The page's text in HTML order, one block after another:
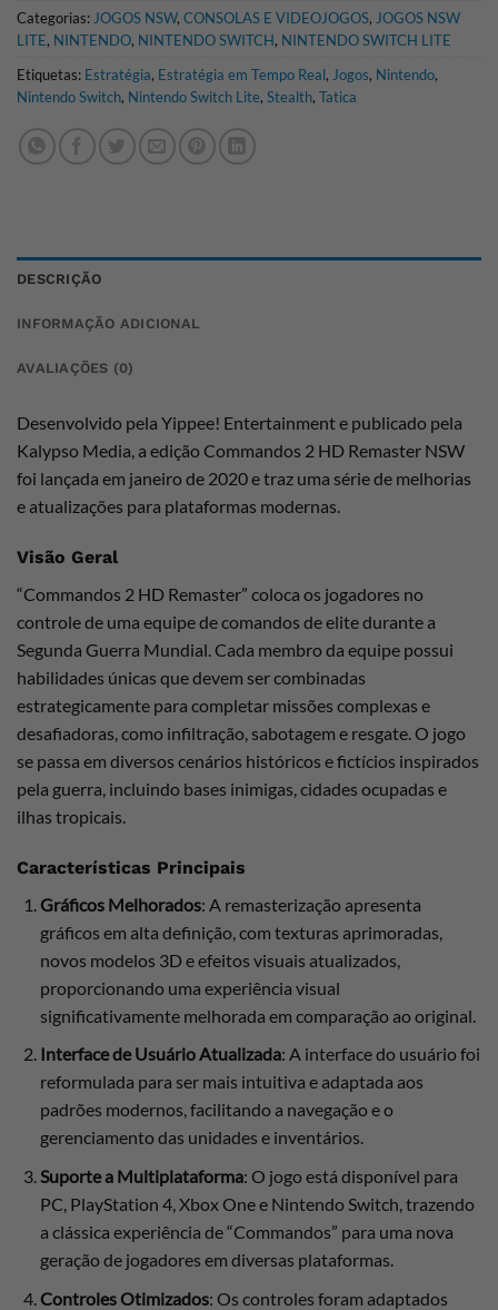
Categorias:JOGOS NSW, CONSOLAS E VIDEOJOGOS, JOGOS NSW
LITE, NINTENDO, NINTENDO SWITCH, NINTENDO SWITCH LITE
Etiquetas: Estratégia, Estratégia em Tempo Real, Jogos, Nintendo,
Nintendo Switch, Nintendo Switch Lite, Stealth, Tatica
DESCRIÇÃO
INFORMAÇÃO ADICIONAL
AVALIAÇÕES (0)
Desenvolvido pela Yippee! Entertainment e publicado pela
Kalypso Media, a edição Commandos 2 HD Remaster NSW
foi lançada em janeiro de 2020 e traz uma série de melhorias
e atualizações para plataformas modernas.
Visão Geral
“Commandos 2 HD Remaster” coloca os jogadores no
controle de uma equipe de comandos de elite durante a
Segunda Guerra Mundial. Cada membro da equipe possui
habilidades únicas que devem ser combinadas
estrategicamente para completar missões complexas e
desafiadoras, como infiltração, sabotagem e resgate. O jogo
se passa em diversos cenários históricos e fictícios inspirados
pela guerra, incluindo bases inimigas, cidades ocupadas e
ilhas tropicais.
Características Principais
Gráficos Melhorados: A remasterização apresenta
gráficos em alta definição, com texturas aprimoradas,
novos modelos 3D e efeitos visuais atualizados,
proporcionando uma experiência visual
significativamente melhorada em comparação ao original.
Interface de Usuário Atualizada: A interface do usuário foi
reformulada para ser mais intuitiva e adaptada aos
padrões modernos, facilitando a navegação e o
gerenciamento das unidades e inventários.
Suporte a Multiplataforma: O jogo está disponível para
PC, PlayStation 4, Xbox One e Nintendo Switch, trazendo
a clássica experiência de “Commandos” para uma nova
geração de jogadores em diversas plataformas.
Controles Otimizados: Os controles foram adaptados